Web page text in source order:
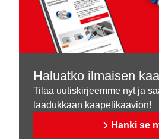
Haluatko ilmaisen
Tilaa uutiskirjeemme nyt ja
laadukkaan kaapelikaavion!
Hanki se